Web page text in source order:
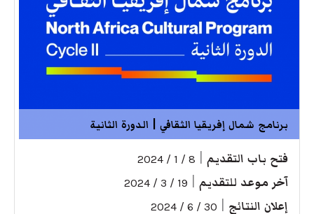
برنامج شمال إفريقيا الثقافي | الدورة الثانية
فتح باب التقديم 8 / 1 / 2024
آخر موعد للتقديم 19 / 3 / 2024
إعلان النتائج 30 / 6 / 2024